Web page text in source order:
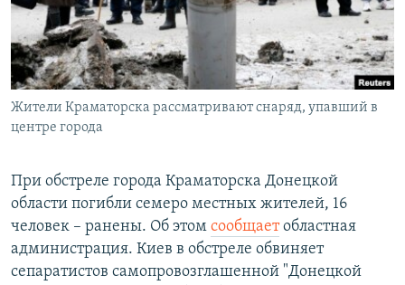
Հայերեն
English
Русский
Жители Краматорска рассматривают снаряд, упавший в
центре города
При обстреле города Краматорска Донецкой
области погибли семеро местных жителей, 16
человек – ранены. Об этом сообщаетобластная
администрация. Киев в обстреле обвиняет
сепаратистов самопровозглашенной "Донецкой